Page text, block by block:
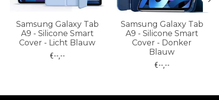
Samsung Galaxy Tab
A9 - Silicone Smart
Cover - Licht Blauw
€--,--
Samsung Galaxy Tab
A9 - Silicone Smart
Cover - Donker
Blauw
€--,--